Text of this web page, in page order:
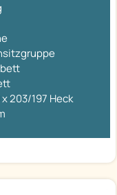
203/197 Heck